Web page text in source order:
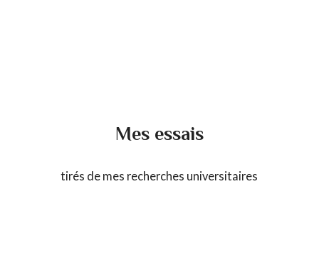
Mes essais
tirés de mes recherches universitaires